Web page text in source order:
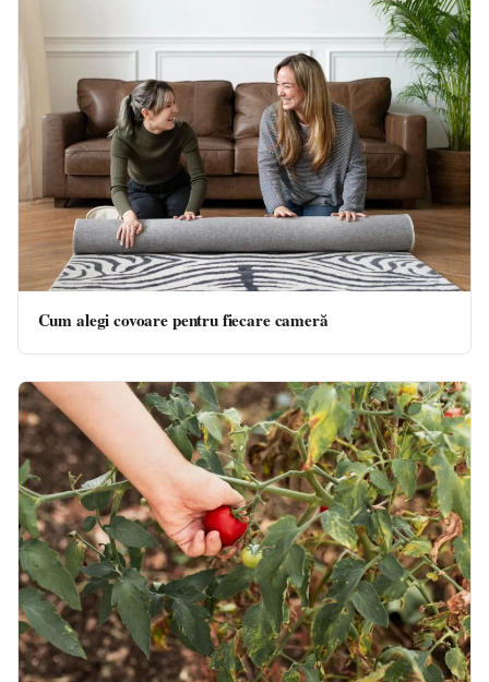
Cum alegi covoare pentru fiecare cameră